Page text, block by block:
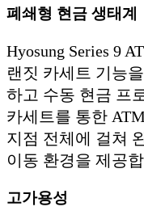
폐쇄형 현금 생태계
Hyosung Series 9
랜짓 카세트 기능
하고 수동 현금 프
카세트를 통한
지점 전체에 걸쳐
이동 환경을 제공
고가용성